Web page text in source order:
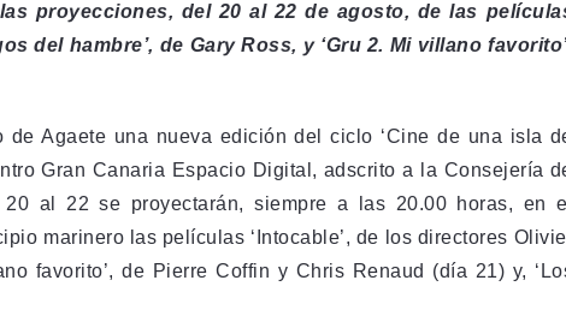
proyecciones, del 20 al 22 de agosto, de las
del hambre’, de Gary Ross, y ‘Gru 2. Mi villano
Agaete una nueva edición del ciclo ‘Cine de una isla
Gran Canaria Espacio Digital, adscrito a la Consejería
al 22 se proyectarán, siempre a las 20.00 horas, en el
marinero las películas ‘Intocable’, de los directores
favorito’, de Pierre Coffin y Chris Renaud (día 21) y,